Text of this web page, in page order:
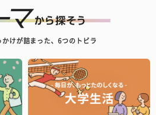
かけが詰まった、6つのトビラ